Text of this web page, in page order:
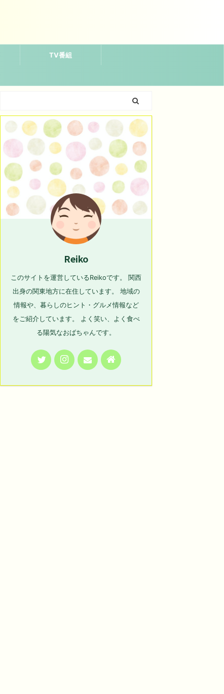
TV番組
Reiko
このサイトを運営しているReikoです。 関西
出身の関東地方に在住しています。 地域の
情報や、暮らしのヒント・グルメ情報など
をご紹介しています。 よく笑い、よく食べ
る陽気なおばちゃんです。